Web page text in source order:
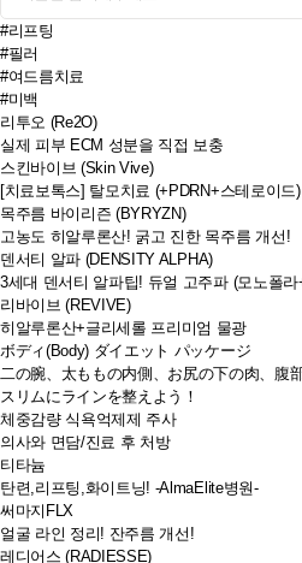
#리프팅
#필러
#여드름치료
#미백
리투오 (Re2O)
실제 피부 ECM 성분을 직접 보충
스킨바이브 (Skin Vive)
[치료보톡스] 탈모치료 (+PDRN+스테로이드)
목주름 바이리즌 (BYRYZN)
고농도 히알루론산! 굵고 진한 목주름 개선!
덴서티 알파 (DENSITY ALPHA)
3세대 덴서티 알파팁! 듀얼 고주파 (모노폴라
리바이브 (REVIVE)
히알루론산+글리세롤 프리미엄 물광
ボディ(Body) ダイエット パッケージ
二の腕、太ももの内側、お尻の下の肉、腹
スリムにラインを整えよう！
체중감량 식욕억제제 주사
의사와 면담/진료 후 처방
티타늄
탄련,리프팅,화이트닝! -AlmaElite병원-
써마지FLX
얼굴 라인 정리! 잔주름 개선!
레디어스 (RADIESSE)